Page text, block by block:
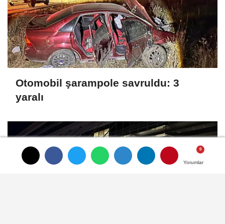
Yorumlar
Yorumlar
Yorumlar
Otomobil şarampole savruldu: 3
yaralı